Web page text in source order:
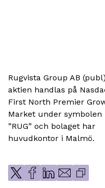
Rugvista Group AB (publ)
aktien handlas på
First North Premier
Market under symbolen
”RUG” och bolaget har
huvudkontor i Malmö.